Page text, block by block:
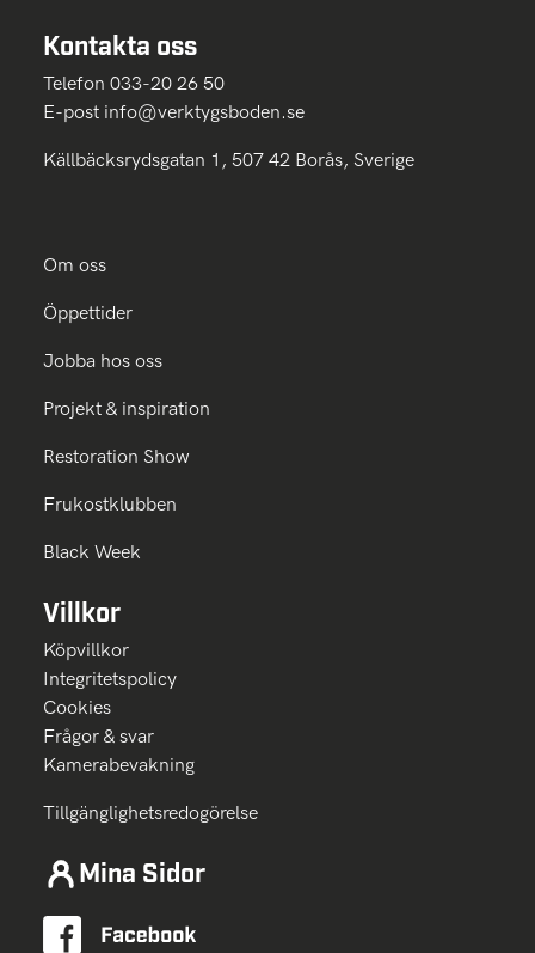
Kontakta oss
Telefon 033-20 26 50
E-post info@verktygsboden.se
Källbäcksrydsgatan 1, 507 42 Borås, Sverige
Om oss
Öppettider
Jobba hos oss
Projekt & inspiration
Restoration Show
Frukostklubben
Black Week
Villkor
Köpvillkor
Integritetspolicy
Cookies
Frågor & svar
Kamerabevakning
Tillgänglighetsredogörelse
Mina Sidor